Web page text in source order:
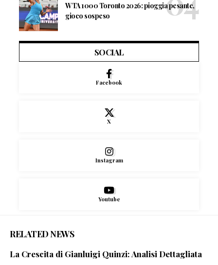
WTA 1000 Toronto 2026: pioggia pesante,
gioco sospeso
SOCIAL
Facebook
X
Instagram
Youtube
RELATED NEWS
La Crescita di Gianluigi Quinzi: Analisi Dettagliata